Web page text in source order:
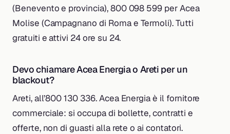
(Benevento e provincia), 800 098 599 per Acea
Molise (Campagnano di Roma e Termoli). Tutti
gratuiti e attivi 24 ore su 24.
Devo chiamare Acea Energia o Areti per un
blackout?
Areti, all’800 130 336. Acea Energia è il fornitore
commerciale: si occupa di bollette, contratti e
offerte, non di guasti alla rete o ai contatori.